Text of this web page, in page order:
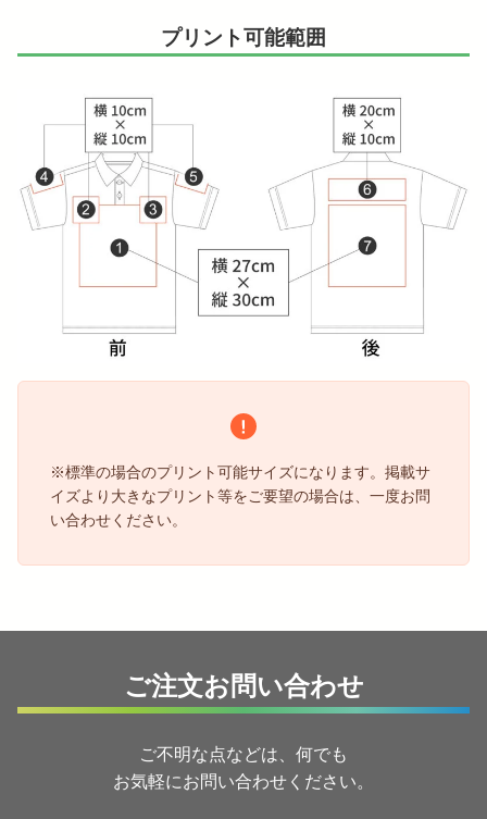
プリント可能範囲
※標準の場合のプリント可能サイズになります。掲載サ
イズより大きなプリント等をご要望の場合は、一度お問
い合わせください。
ご注文お問い合わせ
ご不明な点などは、何でも
お気軽にお問い合わせください。